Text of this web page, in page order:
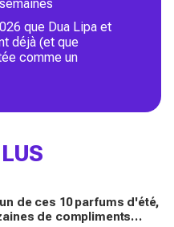
que Dua Lipa et
déjà (et que
comme un
de ces 10 parfums d'été,
de compliments